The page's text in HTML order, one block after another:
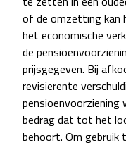
of de omzetting kan
het economische
de
prijsgegeven. Bij
revisierente
pensioenvoorziening
bedrag dat tot het
behoort. Om gebruik